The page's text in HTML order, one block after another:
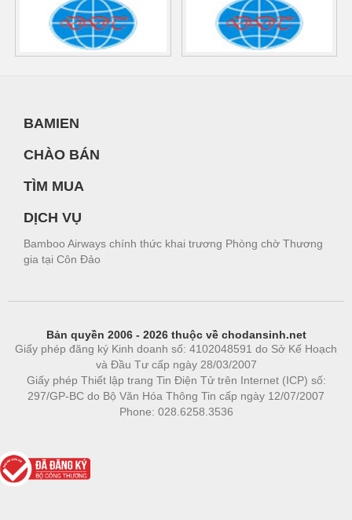
BAMIEN
CHÀO BÁN
TÌM MUA
DỊCH VỤ
Bamboo Airways chính thức khai trương Phòng chờ Thương
gia tại Côn Đảo
Bản quyền 2006 - 2026 thuộc về chodansinh.net
Giấy phép đăng ký Kinh doanh số: 4102048591 do Sở Kế Hoạch
và Đầu Tư cấp ngày 28/03/2007
Giấy phép Thiết lập trang Tin Điện Tử trên Internet (ICP) số:
297/GP-BC do Bộ Văn Hóa Thông Tin cấp ngày 12/07/2007
Phone: 028.6258.3536